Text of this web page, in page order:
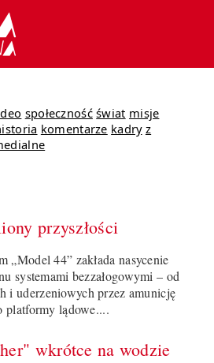
społeczność świat misje
komentarze kadry z
przyszłości
„Model 44” zakłada nasycenie
systemami bezzałogowymi – od
i uderzeniowych przez amunicję
platformy lądowe....
wkrótce na wodzie